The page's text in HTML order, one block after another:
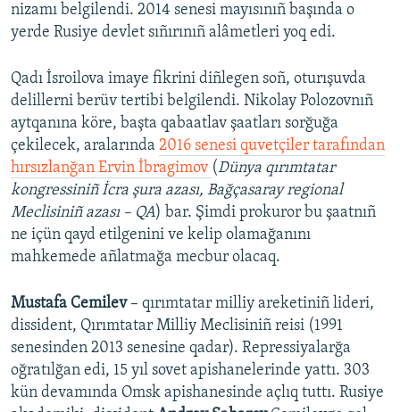
nizamı belgilendi. 2014 senesi mayısınıñ başında o
yerde Rusiye devlet sıñırınıñ alâmetleri yoq edi.
Qadı İsroilova imaye fikrini diñlegen soñ, oturışuvda
delillerni berüv tertibi belgilendi. Nikolay Polozovnıñ
aytqanına köre, başta qabaatlav şaatları sorğuğa
çekilecek, aralarında 2016 senesi quvetçiler tarafından
hırsızlanğan Ervin İbragimov (Dünya qırımtatar
kongressiniñ İcra şura azası, Bağçasaray regional
Meclisiniñ azası – QA) bar. Şimdi prokuror bu şaatnıñ
ne içün qayd etilgenini ve kelip olamağanını
mahkemede añlatmağa mecbur olacaq.
Mustafa Cemilev– qırımtatar milliy areketiniñ lideri,
dissident, Qırımtatar Milliy Meclisiniñ reisi (1991
senesinden 2013 senesine qadar). Repressiyalarğa
oğratılğan edi, 15 yıl sovet apishanelerinde yattı. 303
kün devamında Omsk apishanesinde açlıq tuttı. Rusiye